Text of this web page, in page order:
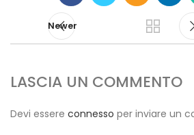
Newer
LASCIA UN COMMENTO
Devi essere connesso per inviare un